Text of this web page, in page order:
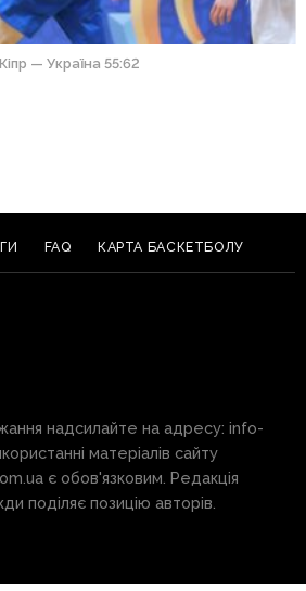
— Україна 55:62
FAQ КАРТА БАСКЕТБОЛУ
надсилайте на адресу: info-
матеріалів сайту
є обов'язковим. Редакція
поділяє позицію авторів.